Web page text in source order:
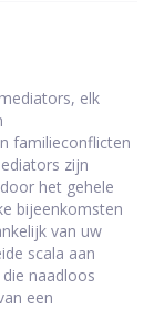
elk
familieconflicten
zijn
het gehele
bijeenkomsten
van uw
scala aan
naadloos
een